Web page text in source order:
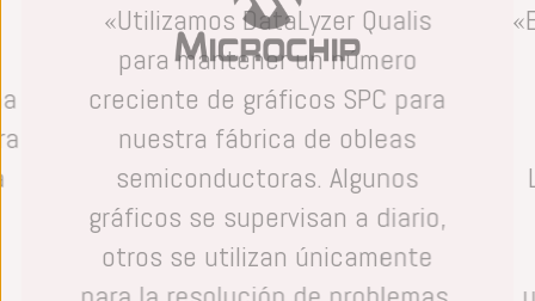
«Utilizamos DataLyzer Qualis
para mantener un número
creciente de gráficos SPC para
nuestra fábrica de obleas
semiconductoras. Algunos
gráficos se supervisan a diario,
otros se utilizan únicamente